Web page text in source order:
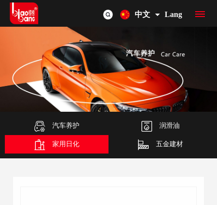
中文 Lang
首
页
品
牌
介
绍
产
品
总
OEM/ODM
联
汽车养护 润滑油
家用日化 五金建材